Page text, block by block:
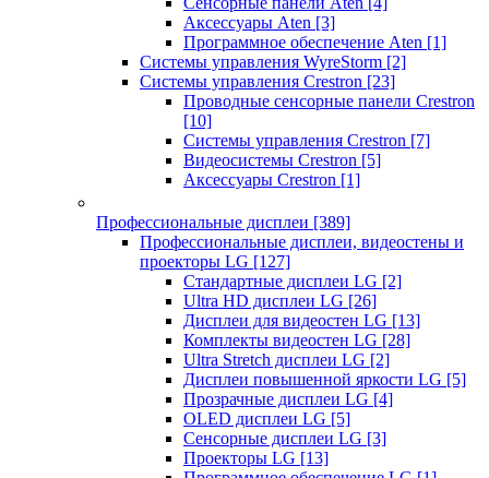
Аксессуары Aten [3]
Программное обеспечение Aten [1]
Системы управления WyreStorm [2]
Системы управления Crestron [23]
Проводные сенсорные панели Crestron
[10]
Системы управления Crestron [7]
Видеосистемы Crestron [5]
Аксессуары Crestron [1]
Профессиональные дисплеи [389]
Профессиональные дисплеи, видеостены и
проекторы LG [127]
Стандартные дисплеи LG [2]
Ultra HD дисплеи LG [26]
Дисплеи для видеостен LG [13]
Комплекты видеостен LG [28]
Ultra Stretch дисплеи LG [2]
Дисплеи повышенной яркости LG [5]
Прозрачные дисплеи LG [4]
OLED дисплеи LG [5]
Сенсорные дисплеи LG [3]
Проекторы LG [13]